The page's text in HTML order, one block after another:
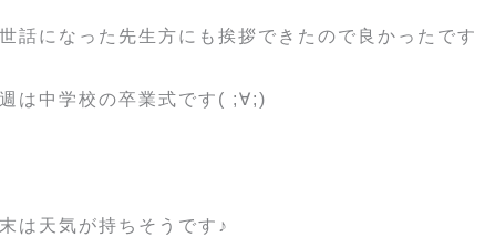
話になった先生方にも挨拶できたので良かったです
は中学校の卒業式です( ;∀;)
は天気が持ちそうです♪